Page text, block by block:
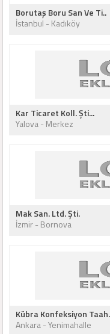
Borutaş Boru San Ve Ti..
İstanbul - Kadıköy
Kar Ticaret Koll. Şti...
Yalova - Merkez
Mak San. Ltd. Şti.
İzmir - Bornova
Kübra Konfeksiyon
Ankara - Yenimahalle